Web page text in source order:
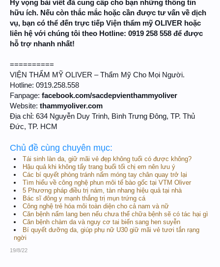
Hy vọng bài viết đã cung cấp cho bạn những thông tin
hữu ích. Nếu còn thắc mắc hoặc cần được tư vấn về dịch
vụ, bạn có thể đến trực tiếp Viện thẩm mỹ OLIVER hoặc
liên hệ với chúng tôi theo Hotline: 0919 258 558 để được
hỗ trợ nhanh nhất!
==========
VIỆN THẨM MỸ OLIVER – Thẩm Mỹ Cho Mọi Người.
Hotline: 0919.258.558
Fanpage: facebook.com/sacdepvienthammyoliver
Website: thammyoliver.com
Địa chỉ: 634 Nguyễn Duy Trinh, Bình Trưng Đông, TP. Thủ
Đức, TP. HCM
Chủ đề cùng chuyên mục:
Tái sinh làn da, giữ mãi vẻ đẹp không tuổi có được không?
Hậu quả khi không tẩy trang buổi tối chị em nên lưu ý
Các bí quyết phòng tránh nấm móng tay chân quay trở lại
Tìm hiểu về công nghệ phun môi tế bào gốc tại VTM Oliver
5 Phương pháp điều trị nám, tàn nhang hiệu quả tại nhà
Bác sĩ đông y mạnh thắng trị mụn trứng cá
Công nghệ trẻ hóa môi toàn diện cho cả nam và nữ
Căn bệnh nấm lang ben nếu chưa thể chữa bệnh sẽ có tác hại gì
Căn bệnh chàm da và nguy cơ tai biến sang hen suyễn
Bí quyết dưỡng da, giúp phụ nữ U30 giữ mãi vẻ tươi tắn rạng
ngời
19/8/22